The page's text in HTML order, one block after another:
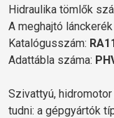
Hidraulika tömlők
A meghajtó
Katalógusszám:
Adattábla száma:
Szivattyú,
tudni: a gépgyártók